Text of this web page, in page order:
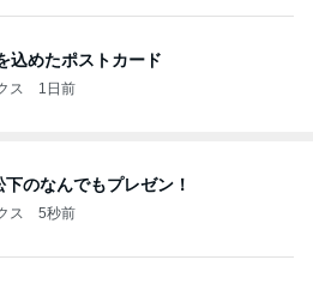
込めたポストカード
ス 1日前
下のなんでもプレゼン！
ス 5秒前